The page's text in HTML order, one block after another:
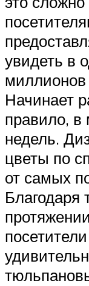
увидеть в
Начинает
правило, в
недель.
цветы по
от самых
Благодаря